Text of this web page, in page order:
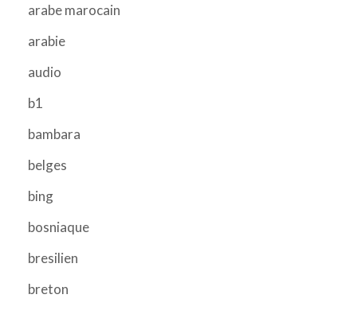
arabe marocain
arabie
audio
b1
bambara
belges
bing
bosniaque
bresilien
breton